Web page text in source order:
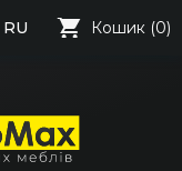
RU Кошик (0)